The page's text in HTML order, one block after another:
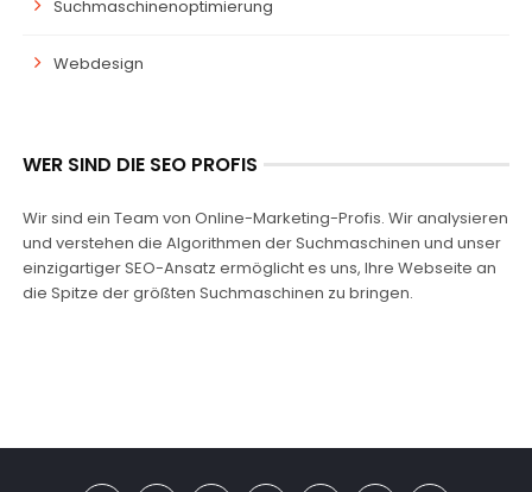
Suchmaschinenoptimierung
Webdesign
WER SIND DIE SEO PROFIS
Wir sind ein Team von Online-Marketing-Profis. Wir analysieren
und verstehen die Algorithmen der Suchmaschinen und unser
einzigartiger SEO-Ansatz ermöglicht es uns, Ihre Webseite an
die Spitze der größten Suchmaschinen zu bringen.